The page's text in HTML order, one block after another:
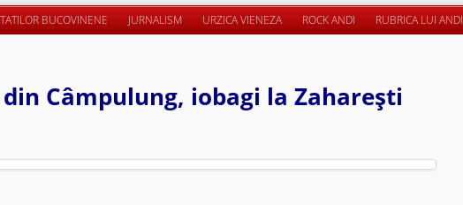
BUCOVINENE JURNALISM URZICA VIENEZA ROCK ANDI RUBRICA LUI ANDI
Câmpulung, iobagi la Zahareşti